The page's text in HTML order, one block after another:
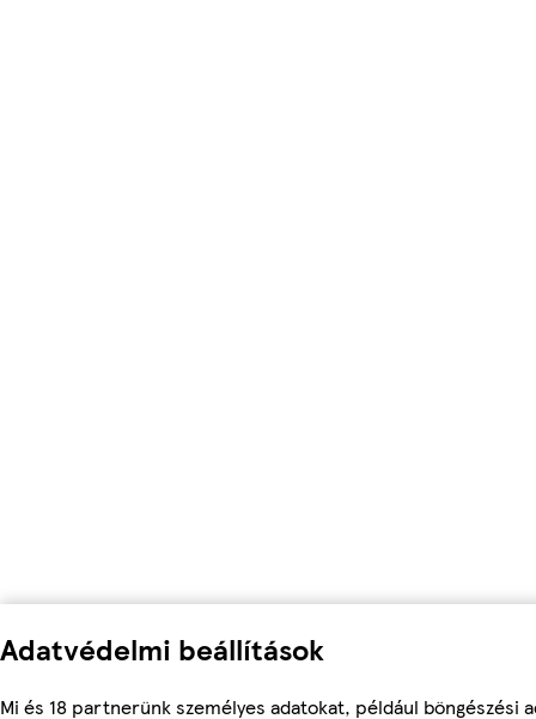
Adatvédelmi beállítások
Mi és 18 partnerünk személyes adatokat, például böngészési